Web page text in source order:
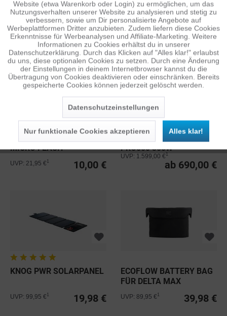
ECOFLOW SOLAR
TRACKER PRO
AUTOMATISCH
749,50 €
GOAL ZERO LIGHTHOUSE
MICRO CHARGE
10,00 €
UVP: 24,95 €1
MICRO FLASH
10,00 €
UVP: 21,95 € 1
B&W ENERGY.CASE
PRO500 300W
ab 690,00 €
UVP: 1.599,00 €1
KNOG PWR SOLARPANEL
19,98 €
UVP: 99,95 € 1
ECOFLOW BATTERY BAG
FÜR DELTA MAX
39,98 €
UVP: 89,95 € 1
Tracking Inaktiv
Personalisierung Inaktiv
Service Inaktiv
Website (etwa Warenkorb oder Login) zu ermöglichen, um das
Nutzungsverhalten unserer Website zu analysieren und stetig zu
verbessern, sowie um Dir personalisierte Angebote auf
Werbeplattformen Dritter anzubieten. Zudem liefern diese Cookies
Erkenntnisse für Werbeanalysen und Affiliate-Marketing. Weitere
Informationen zu Cookies erhältst du in unserer
Datenschutzerklärung. Durch das Klicken auf "Alles klar!" erlaubst
du uns, diese optionalen Cookies zu setzen. Durch eine Änderung
der Einstellungen in deinem Internetbrowser kannst du die
Übertragung von Cookies deaktivieren oder einschränken. Bereits
gespeicherte Cookies können jederzeit gelöscht werden.
Datenschutzeinstellungen
Nur funktionale Cookies akzeptieren Alles klar!